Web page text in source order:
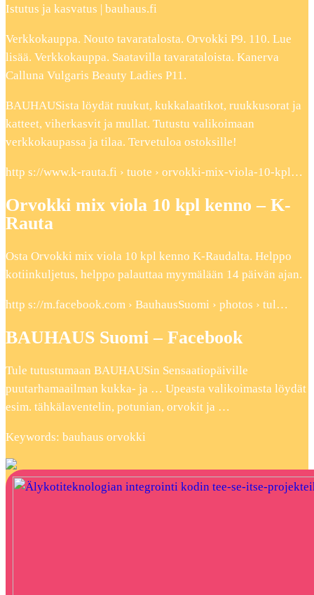
Istutus ja kasvatus | bauhaus.fi
Verkkokauppa. Nouto tavaratalosta. Orvokki P9. 110. Lue
lisää. Verkkokauppa. Saatavilla tavarataloista. Kanerva
Calluna Vulgaris Beauty Ladies P11.
BAUHAUSista löydät ruukut, kukkalaatikot, ruukkusorat ja
katteet, viherkasvit ja mullat. Tutustu valikoimaan
verkkokaupassa ja tilaa. Tervetuloa ostoksille!
http s://www.k-rauta.fi › tuote › orvokki-mix-viola-10-kpl…
Orvokki mix viola 10 kpl kenno – K-
Rauta
Osta Orvokki mix viola 10 kpl kenno K-Raudalta. Helppo
kotiinkuljetus, helppo palauttaa myymälään 14 päivän ajan.
http s://m.facebook.com › BauhausSuomi › photos › tul…
BAUHAUS Suomi – Facebook
Tule tutustumaan BAUHAUSin Sensaatiopäiville
puutarhamaailman kukka- ja … Upeasta valikoimasta löydät
esim. tähkälaventelin, potunian, orvokit ja …
Keywords: bauhaus orvokki